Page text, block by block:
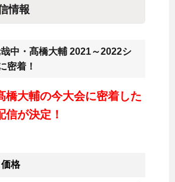
情報
中・髙橋大輔 2021～2022シ
密着！
橋大輔の今大会に密着した
信が決定！
格